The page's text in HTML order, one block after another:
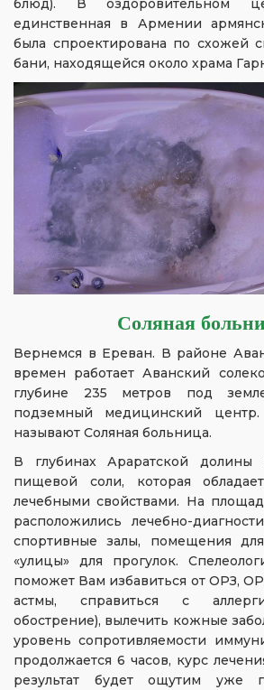
блюд). В оздоровительном
единственная в Армении
была спроектирована по схожей
бани, находящейся около храма
Соляная
Вернемся в Ереван. В районе
времен работает Аванский
глубине 235 метров под
подземный медицинский
называют Соляная больница.
В глубинах Араратской долины
пищевой соли, которая
лечебными свойствами. На
расположились лечебно-
спортивные залы, помещения
«улицы» для прогулок.
поможет Вам избавиться от ОРЗ,
астмы, справиться с
обострение), вылечить кожные
уровень сопротивляемости
продолжается 6 часов, курс
результат будет ощутим уже